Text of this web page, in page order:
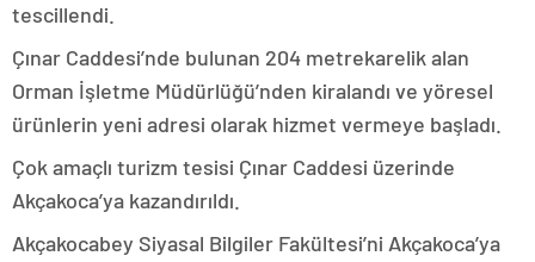
tescillendi.
Çınar Caddesi’nde bulunan 204 metrekarelik alan
Orman İşletme Müdürlüğü’nden kiralandı ve yöresel
ürünlerin yeni adresi olarak hizmet vermeye başladı.
Çok amaçlı turizm tesisi Çınar Caddesi üzerinde
Akçakoca’ya kazandırıldı.
Akçakocabey Siyasal Bilgiler Fakültesi’ni Akçakoca’ya